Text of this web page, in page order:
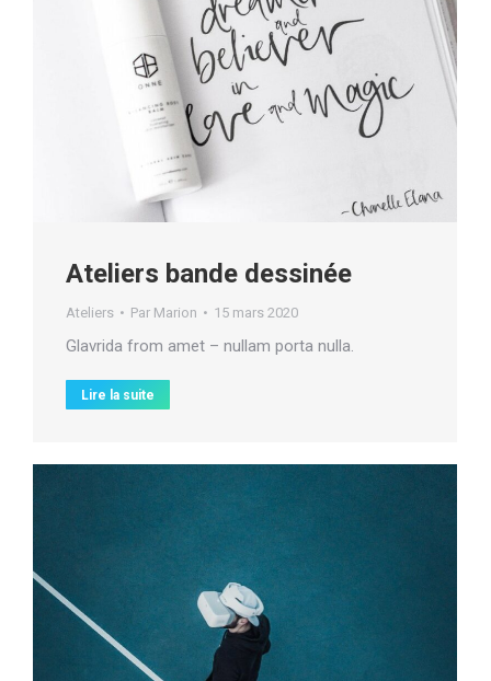
Ateliers bande dessinée
Ateliers Par Marion 15 mars 2020
Glavrida from amet – nullam porta nulla.
Lire la suite